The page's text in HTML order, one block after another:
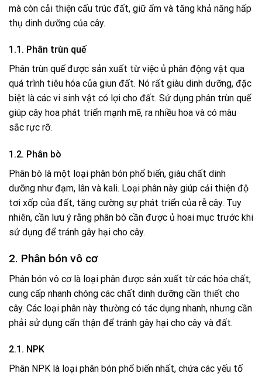
mà còn cải thiện cấu trúc đất, giữ ẩm và tăng khả năng hấp
thụ dinh dưỡng của cây.
1.1. Phân trùn quế
Phân trùn quế được sản xuất từ việc ủ phân động vật qua
quá trình tiêu hóa của giun đất. Nó rất giàu dinh dưỡng, đặc
biệt là các vi sinh vật có lợi cho đất. Sử dụng phân trùn quế
giúp cây hoa phát triển mạnh mẽ, ra nhiều hoa và có màu
sắc rực rỡ.
1.2. Phân bò
Phân bò là một loại phân bón phổ biến, giàu chất dinh
dưỡng như đạm, lân và kali. Loại phân này giúp cải thiện độ
tơi xốp của đất, tăng cường sự phát triển của rễ cây. Tuy
nhiên, cần lưu ý rằng phân bò cần được ủ hoai mục trước khi
sử dụng để tránh gây hại cho cây.
2. Phân bón vô cơ
Phân bón vô cơ là loại phân được sản xuất từ các hóa chất,
cung cấp nhanh chóng các chất dinh dưỡng cần thiết cho
cây. Các loại phân này thường có tác dụng nhanh, nhưng cần
phải sử dụng cẩn thận để tránh gây hại cho cây và đất.
2.1. NPK
Phân NPK là loại phân bón phổ biến nhất, chứa các yếu tố